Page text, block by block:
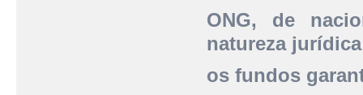
ONG, de
natureza
os fundos